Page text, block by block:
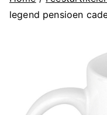
legend pensioen